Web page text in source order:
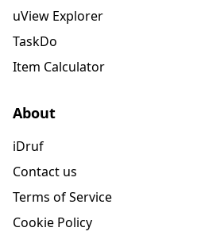
uView Explorer
TaskDo
Item Calculator
About
iDruf
Contact us
Terms of Service
Cookie Policy